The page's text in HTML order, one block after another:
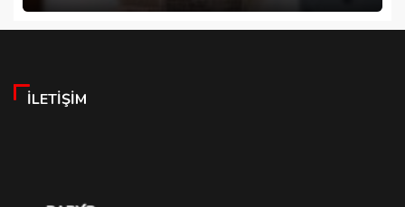
İLETIŞIM